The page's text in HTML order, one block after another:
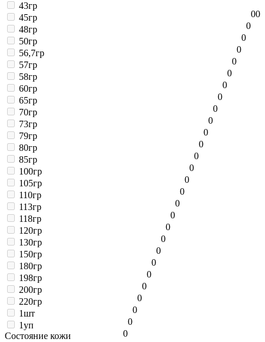
0
43гр
0
45гр
0
48гр
0
50гр
0
56,7гр
0
57гр
0
58гр
0
60гр
0
65гр
0
70гр
0
73гр
0
79гр
0
80гр
0
85гр
0
100гр
0
105гр
0
110гр
0
113гр
0
118гр
0
120гр
0
130гр
0
150гр
0
180гр
0
198гр
0
200гр
0
220гр
0
1шт
0
1уп
0
Состояние кожи